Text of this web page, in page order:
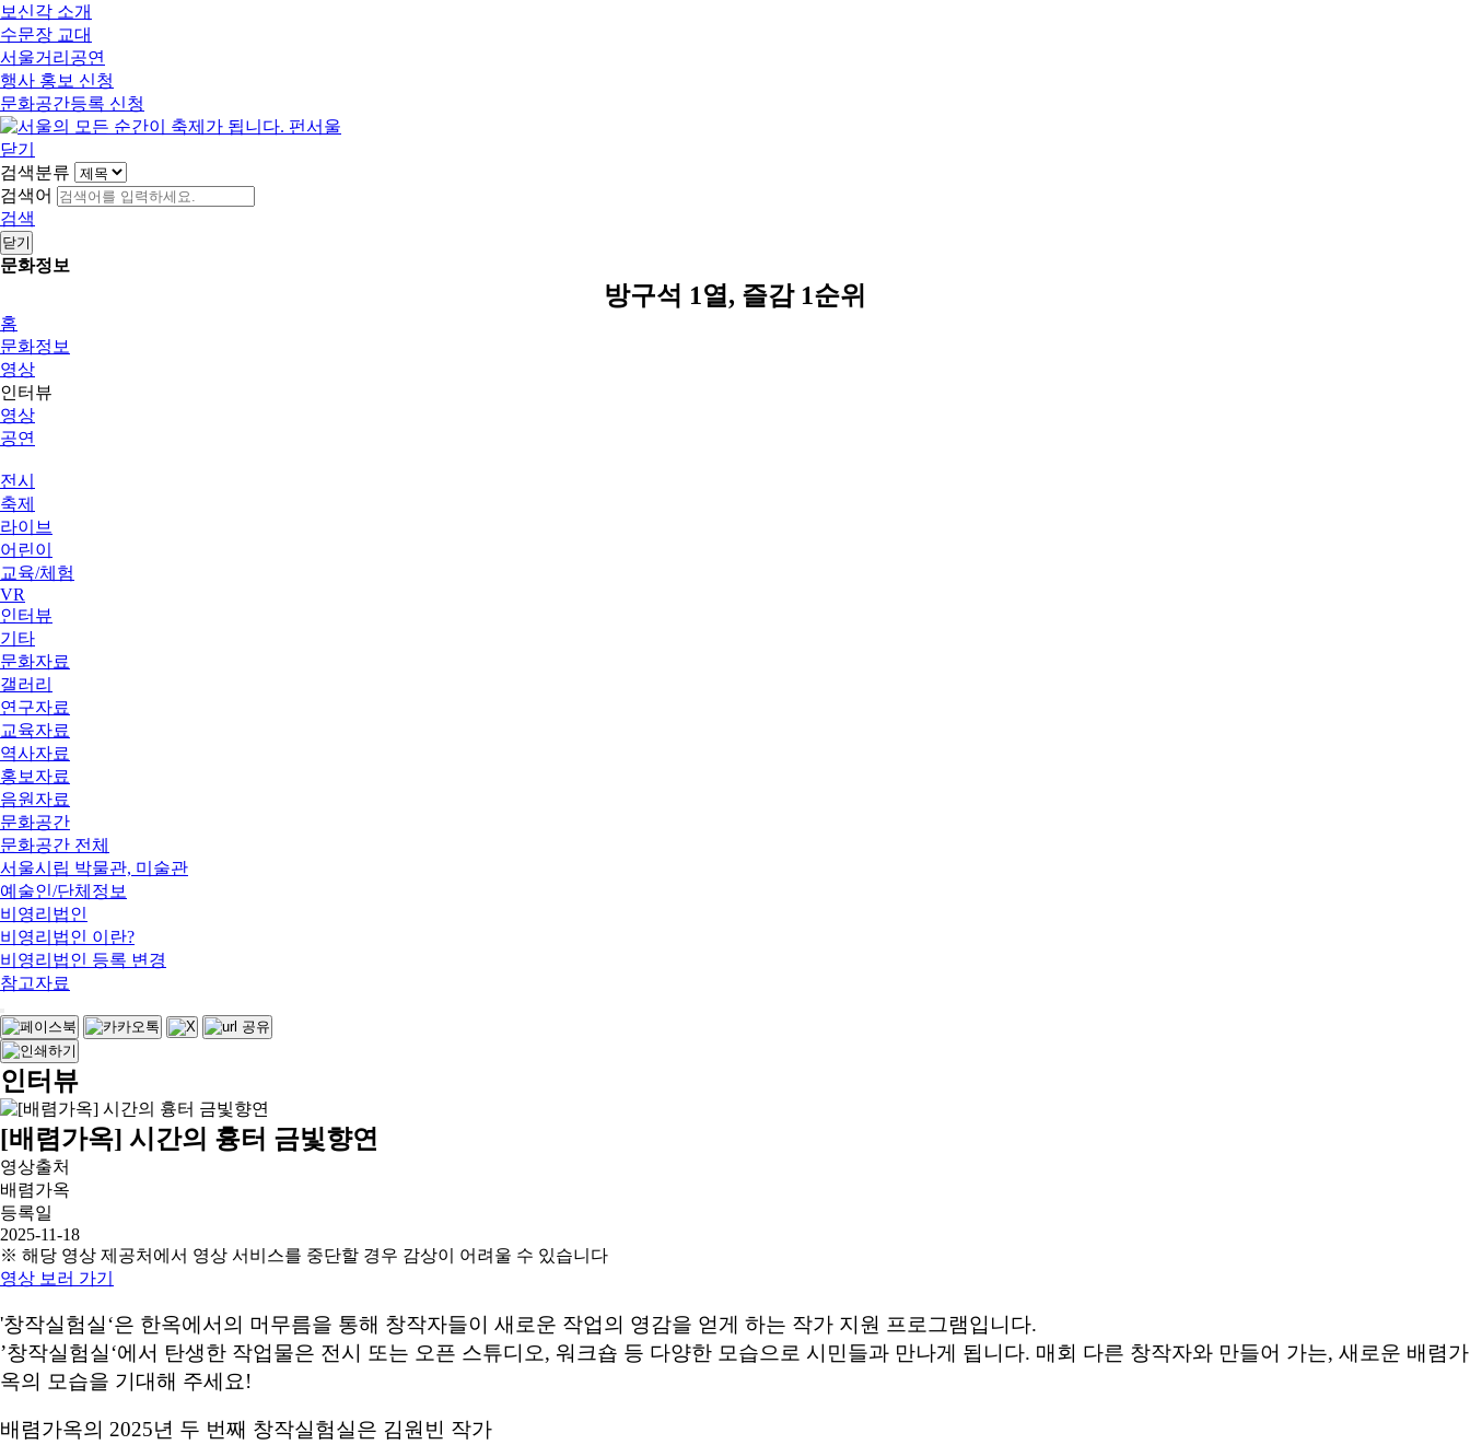
보신각 소개
수문장 교대
서울거리공연
행사 홍보 신청
문화공간등록 신청
닫기
검색분류
검색어
검색
닫기
문화정보
방구석 1열, 즐감 1순위
홈
문화정보
영상
인터뷰
영상
공연
전시
축제
라이브
어린이
교육/체험
VR
인터뷰
기타
문화자료
갤러리
연구자료
교육자료
역사자료
홍보자료
음원자료
문화공간
문화공간 전체
서울시립 박물관, 미술관
예술인/단체정보
비영리법인
비영리법인 이란?
비영리법인 등록 변경
참고자료
인터뷰
[배렴가옥] 시간의 흉터 금빛향연
영상출처
배렴가옥
등록일
2025-11-18
※ 해당 영상 제공처에서 영상 서비스를 중단할 경우 감상이 어려울 수 있습니다
영상 보러 가기
'창작실험실‘은 한옥에서의 머무름을 통해 창작자들이 새로운 작업의 영감을 얻게 하는 작가 지원 프로그램입니다.
’창작실험실‘에서 탄생한 작업물은 전시 또는 오픈 스튜디오, 워크숍 등 다양한 모습으로 시민들과 만나게 됩니다. 매회 다른 창작자와 만들어 가는, 새로운 배렴가
옥의 모습을 기대해 주세요!
배렴가옥의 2025년 두 번째 창작실험실은 김원빈 작가